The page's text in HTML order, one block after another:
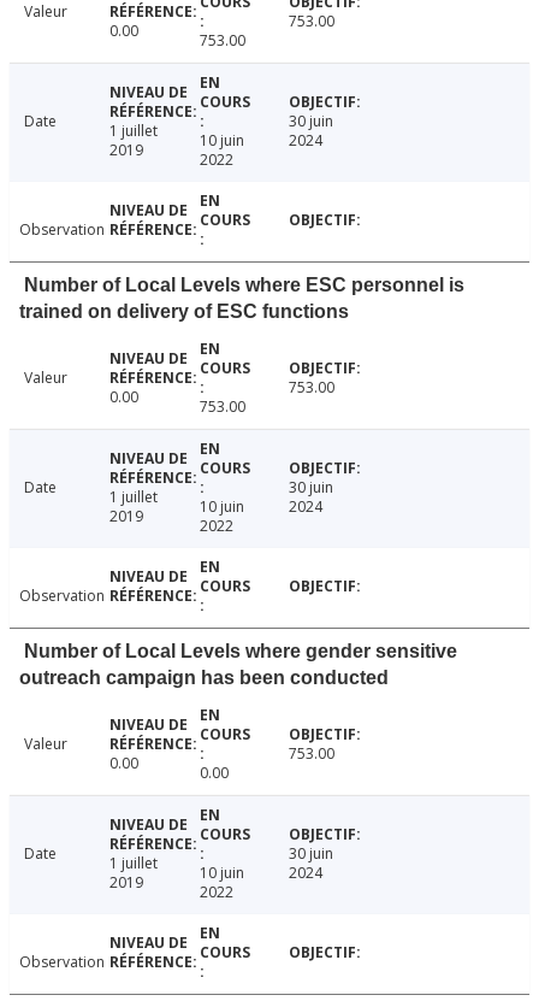
Valeur
0.00
753.00
753.00
Date
1 juillet
2019
10 juin
2022
30 juin
2024
Observation
Number of Local Levels where ESC personnel is
trained on delivery of ESC functions
Valeur
0.00
753.00
753.00
Date
1 juillet
2019
10 juin
2022
30 juin
2024
Observation
Number of Local Levels where gender sensitive
outreach campaign has been conducted
Valeur
0.00
0.00
753.00
Date
1 juillet
2019
10 juin
2022
30 juin
2024
Observation